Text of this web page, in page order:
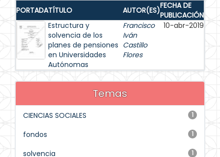
PORTADATÍTULO AUTOR(ES)FECHA DE
PUBLICACIÓN
Estructura y
solvencia de los
planes de pensiones
en Universidades
Autónomas
Francisco
Iván
Castillo
Flores
10-abr-2019
Temas
1
CIENCIAS SOCIALES
1
fondos
1
solvencia